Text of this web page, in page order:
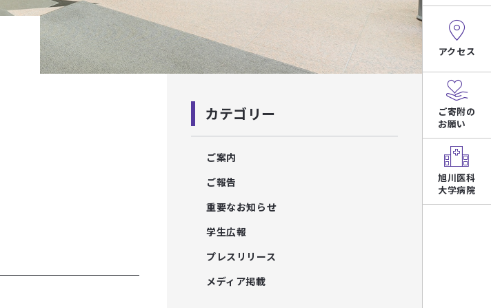
アクセス
ご寄附の
お願い
旭川医科
大学病院
カテゴリー
ご案内
ご報告
重要なお知らせ
学生広報
プレスリリース
メディア掲載